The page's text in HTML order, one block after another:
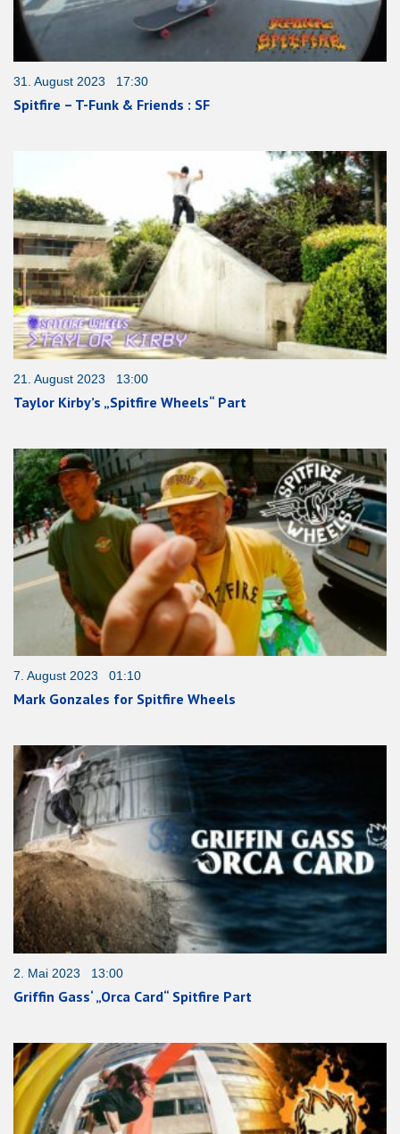
31. August 2023 17:30
Spitfire – T-Funk & Friends : SF
21. August 2023 13:00
Taylor Kirby’s „Spitfire Wheels“ Part
7. August 2023 01:10
Mark Gonzales for Spitfire Wheels
2. Mai 2023 13:00
Griffin Gass‘ „Orca Card“ Spitfire Part